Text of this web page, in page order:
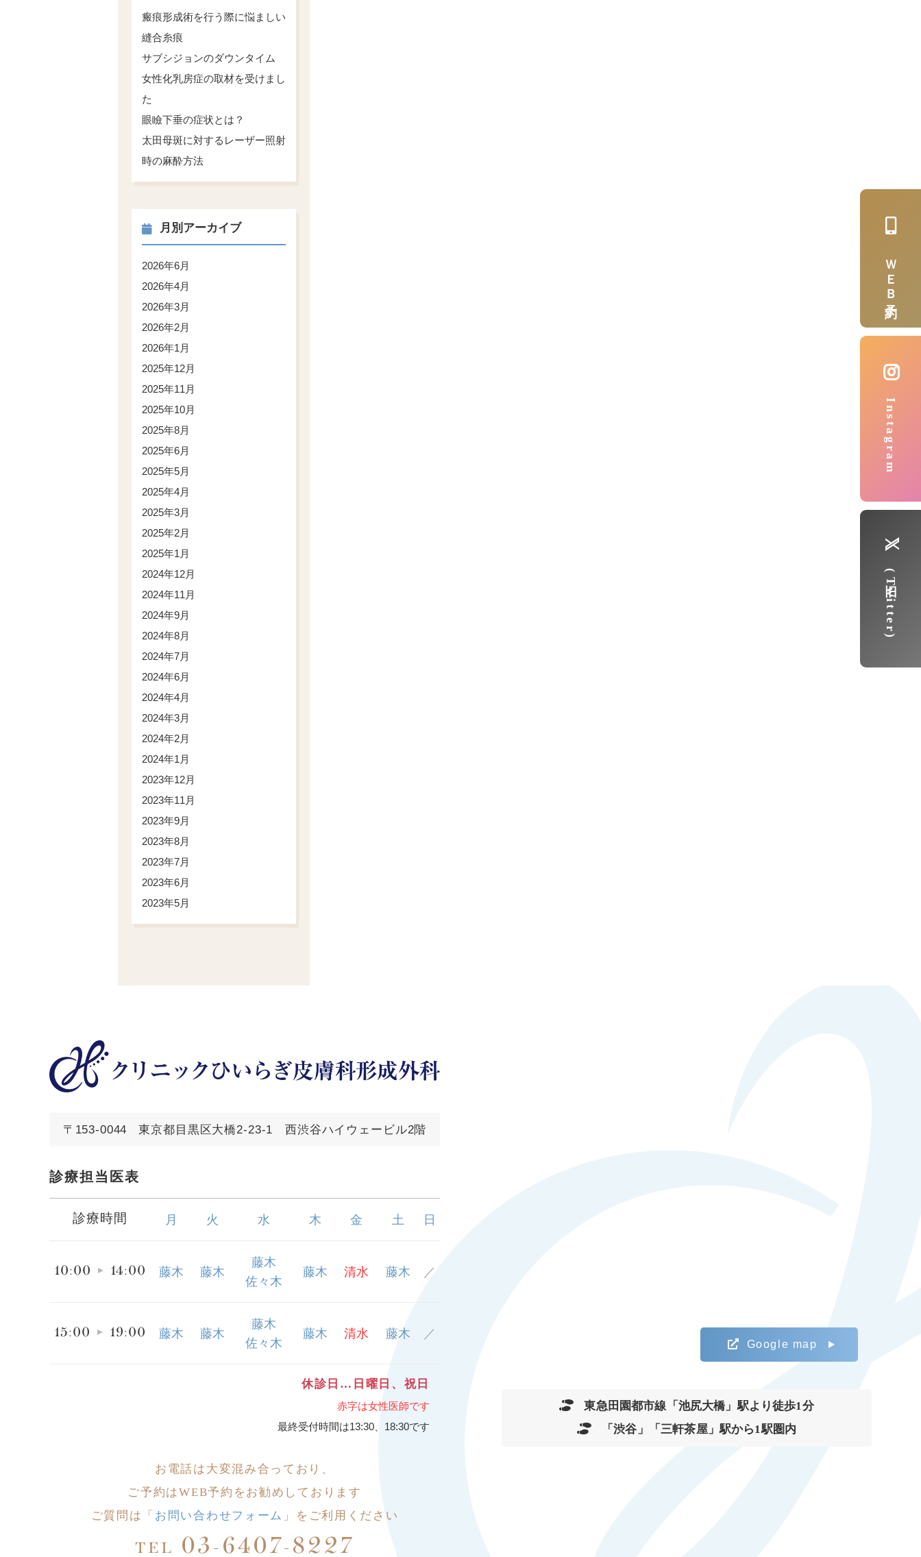
ＷＥＢ予約
Instagram
(旧Twitter)
瘢痕形成術を行う際に悩ましい
縫合糸痕
サブシジョンのダウンタイム
女性化乳房症の取材を受けまし
た
眼瞼下垂の症状とは？
太田母斑に対するレーザー照射
時の麻酔方法
月別アーカイブ
2026年6月
2026年4月
2026年3月
2026年2月
2026年1月
2025年12月
2025年11月
2025年10月
2025年8月
2025年6月
2025年5月
2025年4月
2025年3月
2025年2月
2025年1月
2024年12月
2024年11月
2024年9月
2024年8月
2024年7月
2024年6月
2024年4月
2024年3月
2024年2月
2024年1月
2023年12月
2023年11月
2023年9月
2023年8月
2023年7月
2023年6月
2023年5月
〒153-0044 東京都目黒区大橋2-23-1 西渋谷ハイウェービル2階
診療担当医表
診療時間 月 火 水 木 金 土 日
10:00 14:00 藤木 藤木
藤木
佐々木
藤木 清水 藤木 ／
15:00 19:00 藤木 藤木
藤木
佐々木
藤木 清水 藤木 ／
休診日…日曜日、祝日
赤字は女性医師です
最終受付時間は13:30、18:30です
お電話は大変混み合っており、
ご予約はWEB予約をお勧めしております
ご質問は「 お問い合わせフォーム 」を ご利用ください
TEL 03-6407-8227
Google map
東急田園都市線「池尻大橋」駅より徒歩1分
「渋谷」「三軒茶屋」駅から1駅圏内